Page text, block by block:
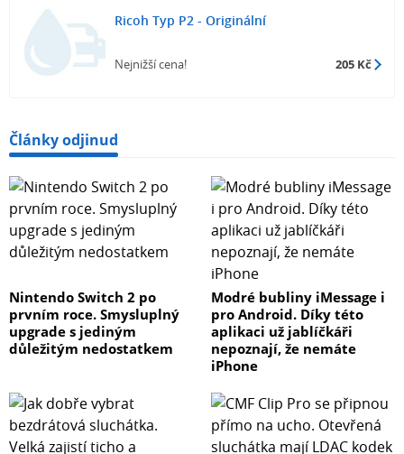
Ricoh Typ P2 - Originální
Nejnižší cena! 205 Kč
Články odjinud
Nintendo Switch 2 po
prvním roce. Smysluplný
upgrade s jediným
důležitým nedostatkem
Modré bubliny iMessage i
pro Android. Díky této
aplikaci už jablíčkáři
nepoznají, že nemáte
iPhone